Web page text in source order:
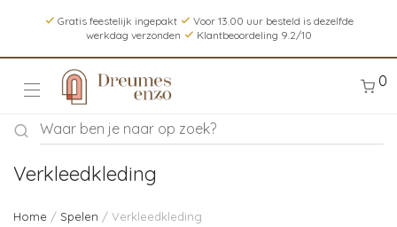
Gratis feestelijk ingepakt
Voor 13.00 uur besteld is dezelfde
werkdag verzonden
Klantbeoordeling 9.2/10
0
Verkleedkleding
Home / Spelen / Verkleedkleding